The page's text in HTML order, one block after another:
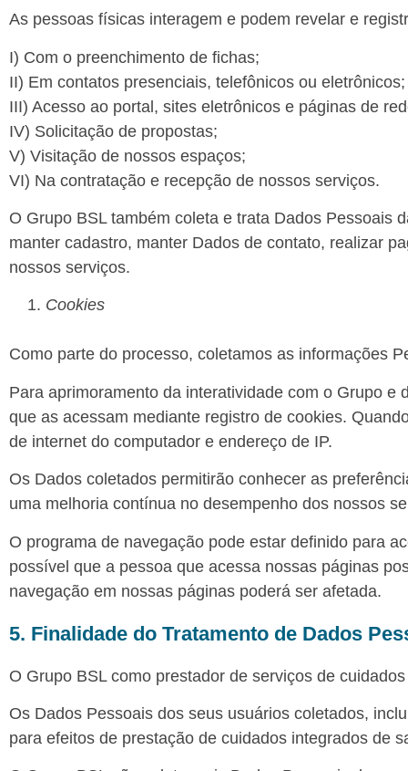
As pessoas físicas interagem e podem revelar e
I) Com o preenchimento de fichas;
II) Em contatos presenciais, telefônicos ou eletrônicos;
III) Acesso ao portal, sites eletrônicos e páginas de
IV) Solicitação de propostas;
V) Visitação de nossos espaços;
VI) Na contratação e recepção de nossos serviços.
O Grupo BSL também coleta e trata Dados Pessoais
manter cadastro, manter Dados de contato, realizar
nossos serviços.
Cookies
Como parte do processo, coletamos as informações
Para aprimoramento da interatividade com o Grupo
que as acessam mediante registro de cookies.
de internet do computador e endereço de IP.
Os Dados coletados permitirão conhecer as
uma melhoria contínua no desempenho dos nossos
O programa de navegação pode estar definido para
possível que a pessoa que acessa nossas páginas
navegação em nossas páginas poderá ser afetada.
5. Finalidade do Tratamento de Dados
O Grupo BSL como prestador de serviços de
Os Dados Pessoais dos seus usuários coletados,
para efeitos de prestação de cuidados integrados de